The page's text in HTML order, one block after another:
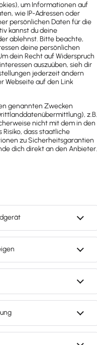
third parties. You can
data protection in
By submitting your